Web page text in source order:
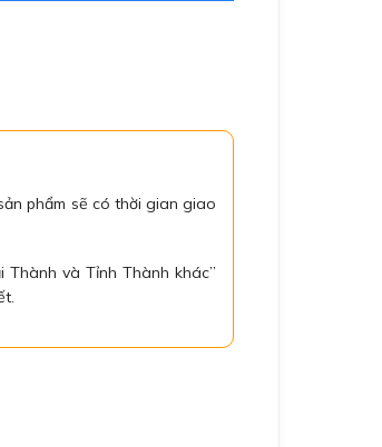
phẩm sẽ có thời gian giao
và Tỉnh Thành khác”